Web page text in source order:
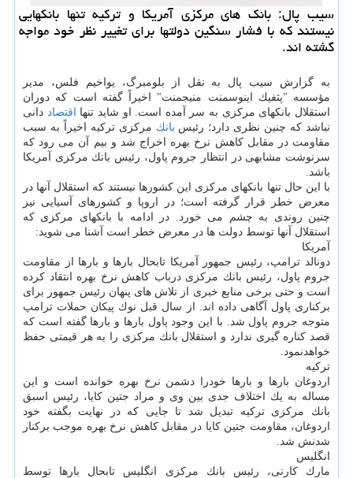
سیب پال: بانك های مركزی آمریكا و تركیه تنها بانكهایی
نیستند كه با فشار سنگین دولتها برای تغییر نظر خود مواجه
گشته اند.
به گزارش سیب پال به نقل از بلومبرگ، یواخیم فلس، مدیر
مؤسسه "پثفیك اینوسمنت منیجمنت" اخیراً گفته است كه دوران
استقلال بانكهای مركزی به سر آمده است. او شاید تنها اقتصاد دانی
نباشد كه چنین نظری دارد؛ رئیس بانك مركزی تركیه اخیراً به سبب
مقاومت در مقابل كاهش نرخ بهره اخراج شد و بیم آن می رود كه
سرنوشت مشابهی در انتظار جروم پاول، رئیس بانك مركزی آمریكا
باشد.
با این حال تنها بانكهای مركزی این كشورها نیستند كه استقلال آنها در
معرض خطر قرار گرفته است؛ در اروپا و كشورهای آسیایی نیز
چنین روندی به چشم می خورد. در ادامه با بانكهای مركزی كه
استقلال آنها توسط دولت ها در معرض خطر است آشنا می شوید:
آمریكا
دونالد ترامپ، رئیس جمهور آمریكا تابحال بارها و بارها از مقاومت
جروم پاول، رئیس بانك مركزی درباب كاهش نرخ بهره انتقاد كرده
است و حتی برخی منابع خبری از تلاش های پنهان رئیس جمهور برای
بركناری پاول آگاهی داده اند. از سال قبل نوك پیكان حملات ترامپ
متوجه جروم پاول شد. با این وجود پاول بارها و بارها گفته است كه
قصد كناره گیری ندارد و استقلال بانك مركزی را به هر قیمتی حفظ
خواهدنمود.
تركیه
اردوغان بارها و بارها خودرا دشمن نرخ بهره خوانده است و این
مساله به یك اختلاف جدی بین وی و مراد جتین كایا، رئیس اسبق
بانك مركزی تركیه تبدیل شد تا جایی كه در نهایت بگفته خود
اردوغان، مقاومت جتین كایا در مقابل كاهش نرخ بهره موجب بركنار
شدنش شد.
انگلیس
مارك كارنی، رئیس بانك مركزی انگلیس تابحال بارها توسط